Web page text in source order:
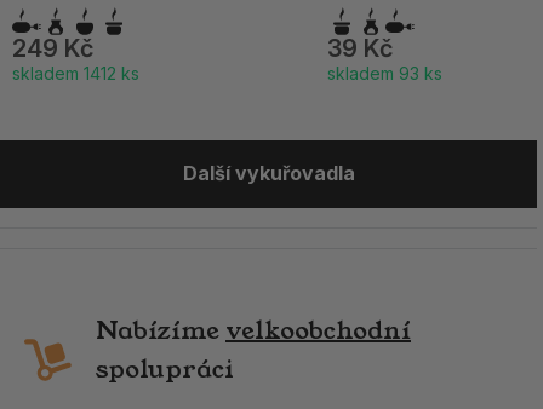
249 Kč
skladem 1412 ks
39 Kč
skladem 93 ks
Další vykuřovadla
Nabízíme velkoobchodní
spolupráci